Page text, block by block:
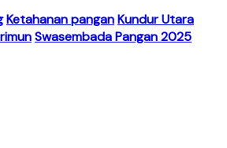
Ketahanan panganKundur Utara
Swasembada Pangan 2025